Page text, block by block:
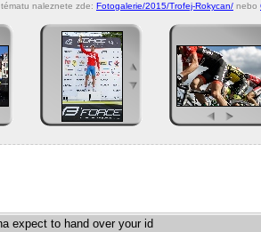
naleznete zde: Fotogalerie/2015/Trofej-Rokycan/ nebo
expect to hand over your id